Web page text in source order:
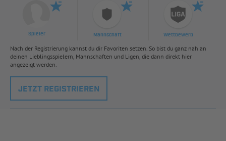
Spieler Mannschaft Wettbewerb
Nach der Registrierung kannst du dir Favoriten setzen. So bist du ganz nah an
deinen Lieblingsspielern, Mannschaften und Ligen, die dann direkt hier
angezeigt werden.
JETZT REGISTRIEREN